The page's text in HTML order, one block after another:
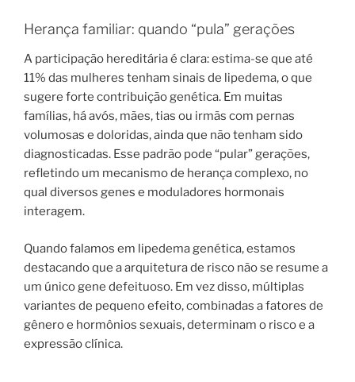
Herança familiar: quando “pula” gerações
A participação hereditária é clara: estima-se que até
11% das mulheres tenham sinais de lipedema, o que
sugere forte contribuição genética. Em muitas
famílias, há avós, mães, tias ou irmãs com pernas
volumosas e doloridas, ainda que não tenham sido
diagnosticadas. Esse padrão pode “pular” gerações,
refletindo um mecanismo de herança complexo, no
qual diversos genes e moduladores hormonais
interagem.
Quando falamos em lipedema genética, estamos
destacando que a arquitetura de risco não se resume a
um único gene defeituoso. Em vez disso, múltiplas
variantes de pequeno efeito, combinadas a fatores de
gênero e hormônios sexuais, determinam o risco e a
expressão clínica.